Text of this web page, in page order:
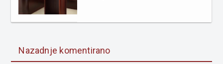
Nazadnje komentirano